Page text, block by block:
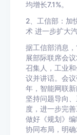
均增长7.1%。
2、工信部：加
术 进一步扩大
据工信部消息
展部际联席会
召集人，工业
议并讲话。会
年，智能网联
坚持问题导向
度，进一步完
做好《规划》
协同布局，明